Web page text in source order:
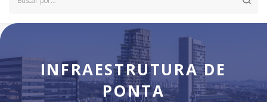
INFRAESTRUTURA DE
PONTA